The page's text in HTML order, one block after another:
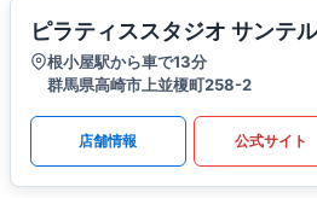
ピラティススタジオ サンテ
根小屋駅から車で13分
群馬県高崎市上並榎町258-2
店舗情報 公式サイト